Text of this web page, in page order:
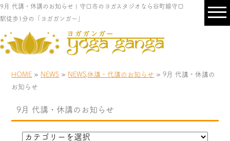
9月 代講・休講のお知らせ | 守口市のヨガスタジオなら谷町線守口
駅徒歩1分の「ヨガガンガー」
HOME » NEWS » NEWS,休講・代講のお知らせ » 9月 代講・休講の
お知らせ
9月 代講・休講のお知らせ